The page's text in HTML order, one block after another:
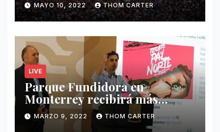
MAYO 10, 2022 THOM CARTER
LIVE
Parque Fundidora en
Monterrey recibirá más
ingresos por festivales de
Música.
MARZO 9, 2022 THOM CARTER